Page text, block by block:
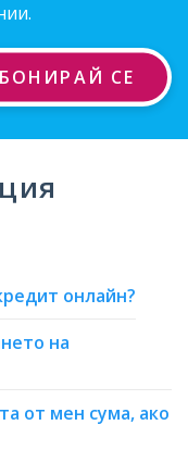
СЕ
онлайн?
на
от мен сума, ако